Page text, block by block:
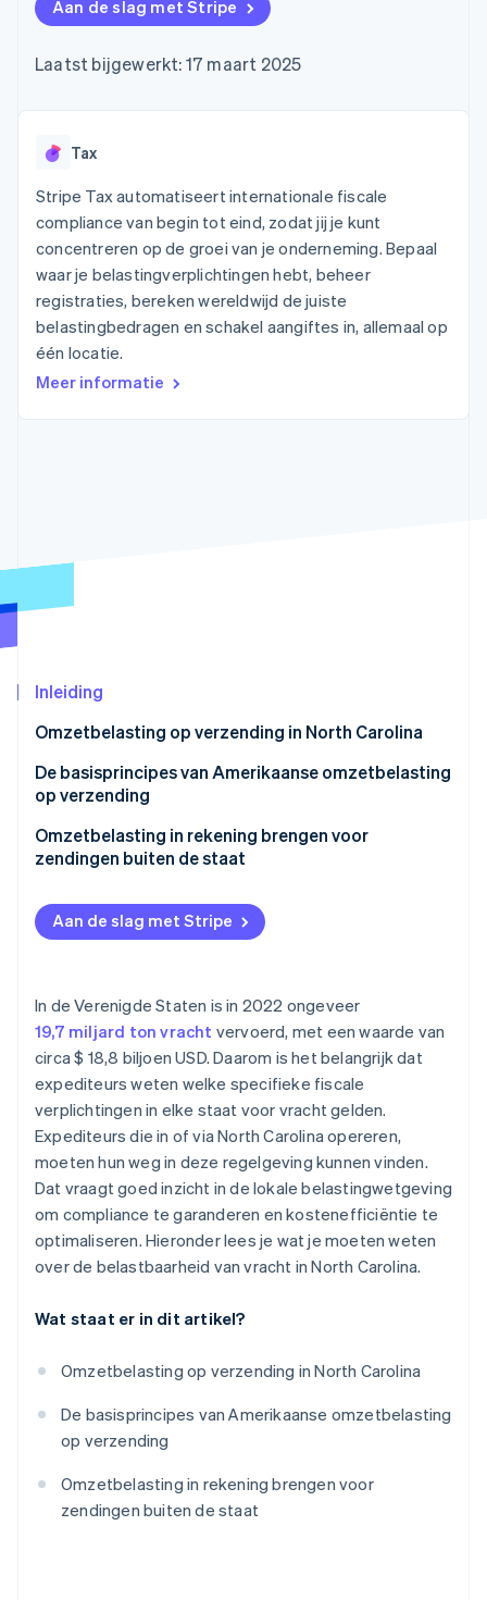
Toegang tot meer
dan 125
Fysieke betalingen
acceptatie
Link
Versneld afrekenen
Financial
Connections
Data gekoppelde
rekeningen
Data Pipeline
Gegevenssynchronisatie
Meer
Product roadmap
CO₂-verwijdering
Online identiteitsverificatie
Stripe Sessions 2026
Nu bekijken
Marktplaatsen
Platforms
SaaS
AI-bedrijven
Creator economy
Gaming
Horeca, reizen en vrije
tijd
Verzekering
Media en entertainment
dienstverlening
bieden
Betaalkaarten uitgeven
worden gedekt
Bronnen
App-integraties
Voorbeelden van code
Developerblog
Bedrijf
Jaarlijks congres
Vacatures
Contact
Neem contact op
Partner worden
Aan de slag met Stripe
Laatst bijgewerkt: 17 maart 2025
Tax
Stripe Tax automatiseert internationale fiscale
compliance van begin tot eind, zodat jij je kunt
concentreren op de groei van je onderneming. Bepaal
waar je belastingverplichtingen hebt, beheer
registraties, bereken wereldwijd de juiste
belastingbedragen en schakel aangiftes in, allemaal op
één locatie.
Meer informatie
Inleiding
Omzetbelasting op verzending in North Carolina
De basisprincipes van Amerikaanse omzetbelasting
op verzending
Omzetbelasting in rekening brengen voor
zendingen buiten de staat
Aan de slag met Stripe
In de Verenigde Staten is in 2022 ongeveer
19,7 miljard ton vracht vervoerd, met een waarde van
circa $ 18,8 biljoen USD. Daarom is het belangrijk dat
expediteurs weten welke specifieke fiscale
verplichtingen in elke staat voor vracht gelden.
Expediteurs die in of via North Carolina opereren,
moeten hun weg in deze regelgeving kunnen vinden.
Dat vraagt goed inzicht in de lokale belastingwetgeving
om compliance te garanderen en kostenefficiëntie te
optimaliseren. Hieronder lees je wat je moeten weten
over de belastbaarheid van vracht in North Carolina.
Wat staat er in dit artikel?
Omzetbelasting op verzending in North Carolina
De basisprincipes van Amerikaanse omzetbelasting
op verzending
Omzetbelasting in rekening brengen voor
zendingen buiten de staat